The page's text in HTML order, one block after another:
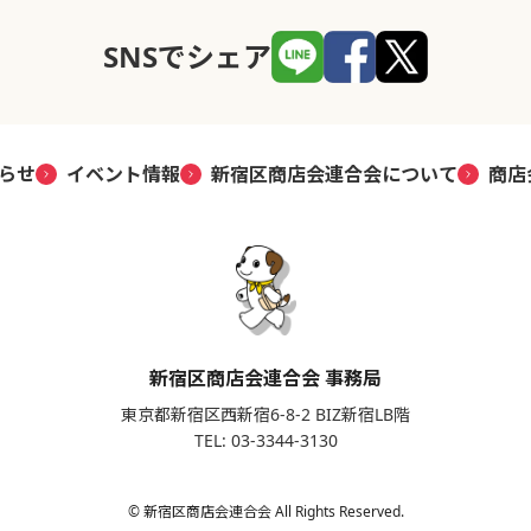
SNSでシェア
せ イベント情報 新宿区商店会連合会について 商
新宿区商店会連合会 事務局
東京都新宿区西新宿6-8-2 BIZ新宿LB階
TEL: 03-3344-3130
© 新宿区商店会連合会 All Rights Reserved.